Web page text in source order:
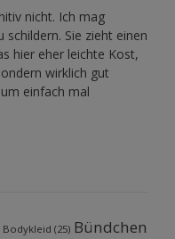
nicht. Ich mag
schildern. Sie zieht einen
hier eher leichte Kost,
wirklich gut
einfach mal
Bodykleid (25) Bündchen